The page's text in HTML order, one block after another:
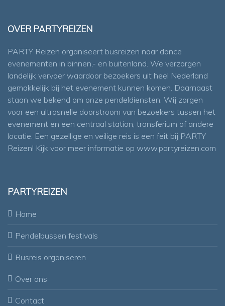
OVER PARTYREIZEN
PARTY Reizen organiseert busreizen naar dance
evenementen in binnen,- en buitenland. We verzorgen
landelijk vervoer waardoor bezoekers uit heel Nederland
gemakkelijk bij het evenement kunnen komen. Daarnaast
staan we bekend om onze pendeldiensten. Wij zorgen
voor een ultrasnelle doorstroom van bezoekers tussen het
evenement en een centraal station, transferium of andere
locatie. Een gezellige en veilige reis is een feit bij PARTY
Reizen! Kijk voor meer informatie op www.partyreizen.com
PARTYREIZEN
Home
Pendelbussen festivals
Busreis organiseren
Over ons
Contact